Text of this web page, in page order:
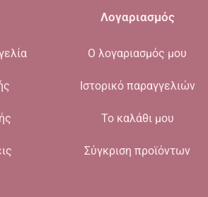
Λογαριασμός
Ο λογαριασμός μου
Ιστορικό παραγγελιών
Το καλάθι μου
Σύγκριση προϊόντων